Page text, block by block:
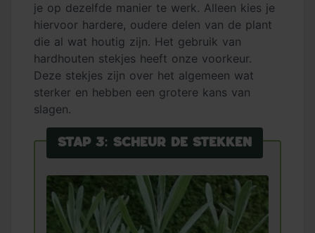
je op dezelfde manier te werk. Alleen kies je
hiervoor hardere, oudere delen van de plant
die al wat houtig zijn. Het gebruik van
hardhouten stekjes heeft onze voorkeur.
Deze stekjes zijn over het algemeen wat
sterker en hebben een grotere kans van
slagen.
Stap 3: Scheur de stekken